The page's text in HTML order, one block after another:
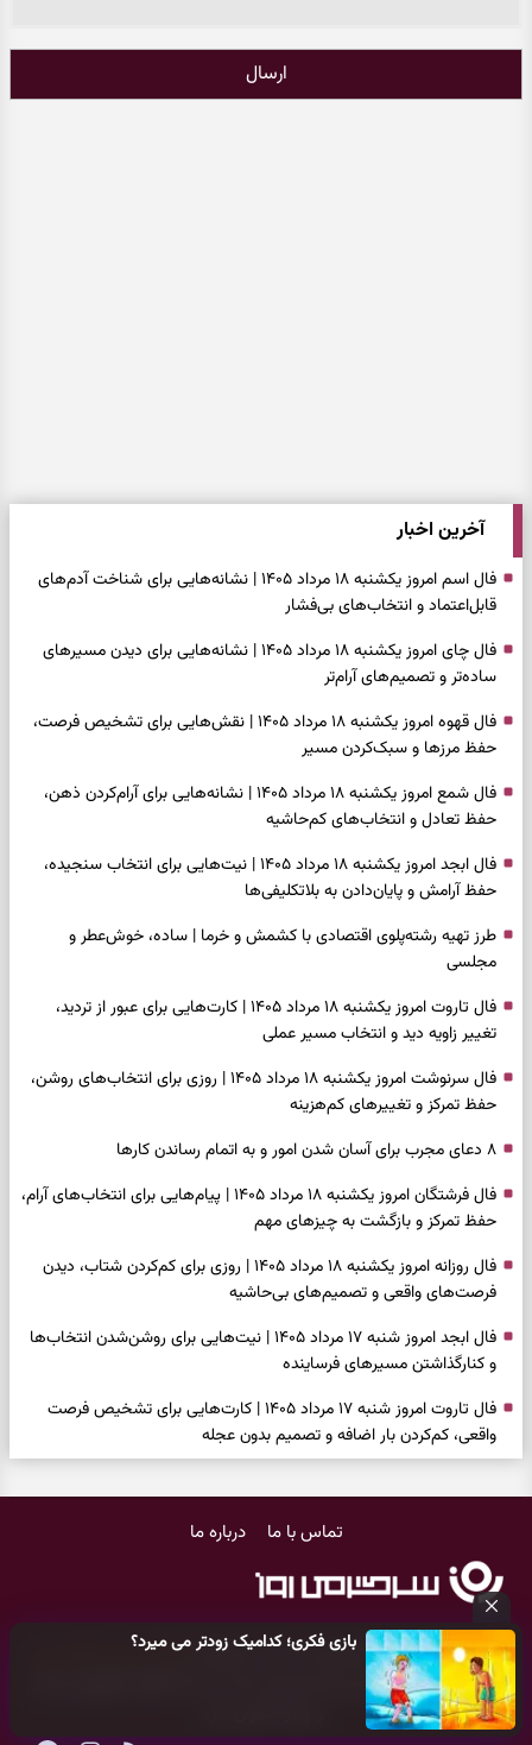
بازی فکری؛ کدامیک زودتر می میرد؟
ارسال
آخرین اخبار
فال اسم امروز یکشنبه ۱۸ مرداد ۱۴۰۵ | نشانه‌هایی برای شناخت آدم‌های
قابل‌اعتماد و انتخاب‌های بی‌فشار
فال چای امروز یکشنبه ۱۸ مرداد ۱۴۰۵ | نشانه‌هایی برای دیدن مسیرهای
ساده‌تر و تصمیم‌های آرام‌تر
فال قهوه امروز یکشنبه ۱۸ مرداد ۱۴۰۵ | نقش‌هایی برای تشخیص فرصت،
حفظ مرزها و سبک‌کردن مسیر
فال شمع امروز یکشنبه ۱۸ مرداد ۱۴۰۵ | نشانه‌هایی برای آرام‌کردن ذهن،
حفظ تعادل و انتخاب‌های کم‌حاشیه
فال ابجد امروز یکشنبه ۱۸ مرداد ۱۴۰۵ | نیت‌هایی برای انتخاب سنجیده،
حفظ آرامش و پایان‌دادن به بلاتکلیفی‌ها
طرز تهیه رشته‌پلوی اقتصادی با کشمش و خرما | ساده، خوش‌عطر و
مجلسی
فال تاروت امروز یکشنبه ۱۸ مرداد ۱۴۰۵ | کارت‌هایی برای عبور از تردید،
تغییر زاویه دید و انتخاب مسیر عملی
فال سرنوشت امروز یکشنبه ۱۸ مرداد ۱۴۰۵ | روزی برای انتخاب‌های روشن،
حفظ تمرکز و تغییرهای کم‌هزینه
۸ دعای مجرب برای آسان شدن امور و به اتمام رساندن کار‌ها
فال فرشتگان امروز یکشنبه ۱۸ مرداد ۱۴۰۵ | پیام‌هایی برای انتخاب‌های آرام،
حفظ تمرکز و بازگشت به چیزهای مهم
فال روزانه امروز یکشنبه ۱۸ مرداد ۱۴۰۵ | روزی برای کم‌کردن شتاب، دیدن
فرصت‌های واقعی و تصمیم‌های بی‌حاشیه
فال ابجد امروز شنبه ۱۷ مرداد ۱۴۰۵ | نیت‌هایی برای روشن‌شدن انتخاب‌ها
و کنارگذاشتن مسیرهای فرساینده
فال تاروت امروز شنبه ۱۷ مرداد ۱۴۰۵ | کارت‌هایی برای تشخیص فرصت
واقعی، کم‌کردن بار اضافه و تصمیم بدون عجله
بخوانید
حفظ ارزش‌ها و سبک‌کردن ذهن
جمع‌کردن حاشیه‌ها
تماس با ما درباره ما
کلیه حقوق مادی و معنوی این سایت متعلق بهپایگاه خبری سرگرمی روز
می‌باشد و هر گونه کپی‌برداری توسط دیگر سایت‌ها